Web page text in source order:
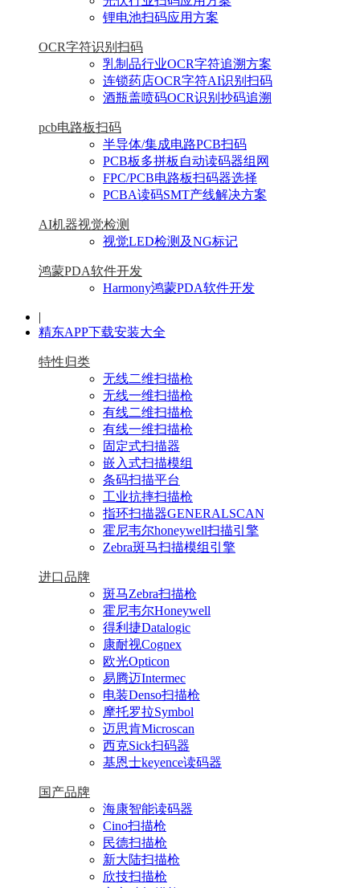
锂电池扫码应用方案
OCR字符识别扫码
乳制品行业OCR字符追溯方案
连锁药店OCR字符AI识别扫码
酒瓶盖喷码OCR识别抄码追溯
pcb电路板扫码
半导体/集成电路PCB扫码
PCB板多拼板自动读码器组网
FPC/PCB电路板扫码器选择
PCBA读码SMT产线解决方案
AI机器视觉检测
视觉LED检测及NG标记
鸿蒙PDA软件开发
Harmony鸿蒙PDA软件开发
|
精东APP下载安装大全
特性归类
无线二维扫描枪
无线一维扫描枪
有线二维扫描枪
有线一维扫描枪
固定式扫描器
嵌入式扫描模组
条码扫描平台
工业抗摔扫描枪
指环扫描器GENERALSCAN
霍尼韦尔honeywell扫描引擎
Zebra斑马扫描模组引擎
进口品牌
斑马Zebra扫描枪
霍尼韦尔Honeywell
得利捷Datalogic
康耐视Cognex
欧光Opticon
易腾迈Intermec
电装Denso扫描枪
摩托罗拉Symbol
迈思肯Microscan
西克Sick扫码器
基恩士keyence读码器
国产品牌
海康智能读码器
Cino扫描枪
民德扫描枪
新大陆扫描枪
欣技扫描枪